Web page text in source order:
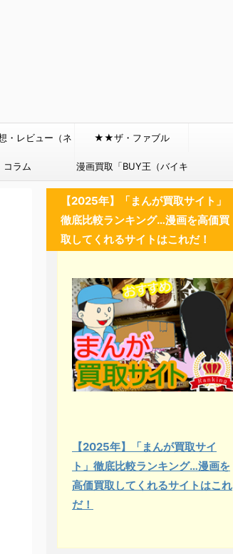
・レビュー（ネ
バレあり）
★★ザ・ファブル
コラム 漫画買取「BUY王（バイキ
ング）」
【2025年】「まんが買取サイト」
徹底比較ランキング…漫画を高価買
取してくれるサイトはこれだ！
【2025年】「まんが買取サイ
ト」徹底比較ランキング…漫画を
高価買取してくれるサイトはこれ
だ！